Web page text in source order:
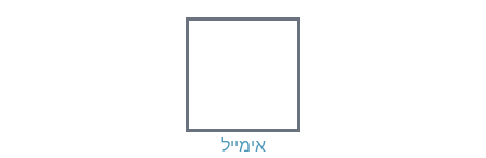
אימייל